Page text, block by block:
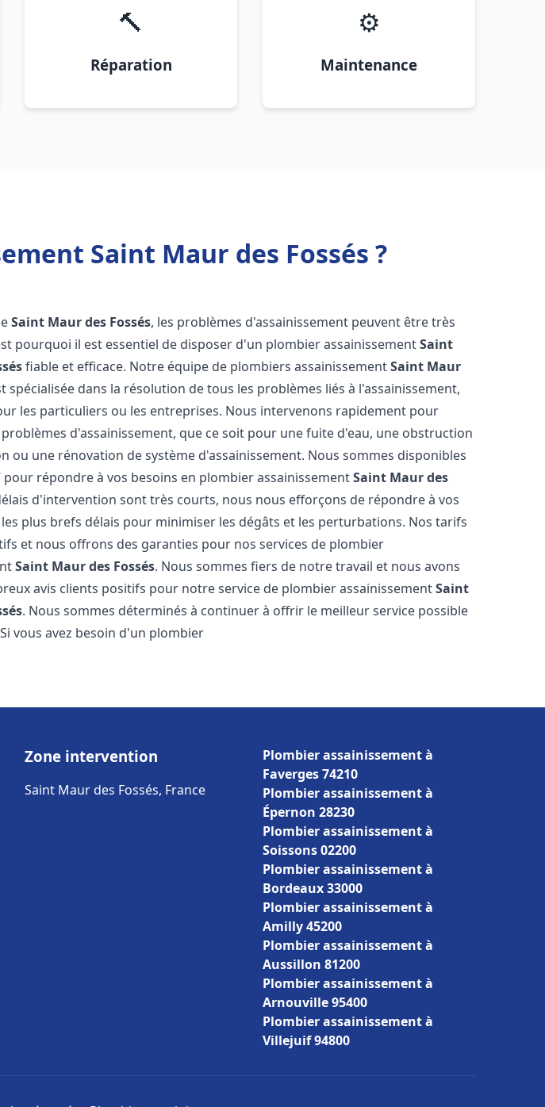
🔨
Réparation
⚙️
Maintenance
Saint Maur des Fossés ?
Saint Maur des Fossés, les problèmes d'assainissement peuvent être très
pourquoi il est essentiel de disposer d'un plombier assainissementSaint
fiable et efficace. Notre équipe de plombiers assainissementSaint Maur
spécialisée dans la résolution de tous les problèmes liés à l'assainissement,
les particuliers ou les entreprises. Nous intervenons rapidement pour
d'assainissement, que ce soit pour une fuite d'eau, une obstruction
ou une rénovation de système d'assainissement. Nous sommes disponibles
pour répondre à vos besoins en plombier assainissementSaint Maur des
d'intervention sont très courts, nous nous efforçons de répondre à vos
plus brefs délais pour minimiser les dégâts et les perturbations. Nos tarifs
et nous offrons des garanties pour nos services de plombier
Saint Maur des Fossés. Nous sommes fiers de notre travail et nous avons
avis clients positifs pour notre service de plombier assainissementSaint
. Nous sommes déterminés à continuer à offrir le meilleur service possible
vous avez besoin d'un plombier
Zone intervention
Saint Maur des Fossés, France
Plombier assainissement à
Faverges 74210
Plombier assainissement à
Épernon 28230
Plombier assainissement à
Soissons 02200
Plombier assainissement à
Bordeaux 33000
Plombier assainissement à
Amilly 45200
Plombier assainissement à
Aussillon 81200
Plombier assainissement à
Arnouville 95400
Plombier assainissement à
Villejuif 94800